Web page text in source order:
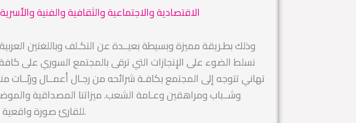
الاقتصادية والاجتماعية والثقافية والفنية والأسرية
وذلك بطـريقة مميزة وبسيطة بعيــدة عن التكـلف وباللغتين
نسلط الضوء على الإنجازات التي ترقى بالمجتمع السوري على
تهاني تتوجه إلى المجتمع بكافـة شرائحه من رجـال أعمــال وربّــات
وشــباب ومراهقين وعـامة الشعب. ميزاتنا المصداقية
للقارئ صورة واقعية وشفافة وملتزمة.